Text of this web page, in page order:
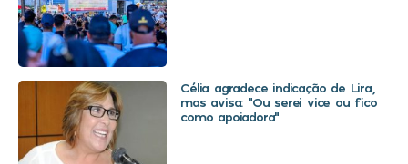
Célia agradece indicação de Lira,
mas avisa: “Ou serei vice ou fico
como apoiadora”